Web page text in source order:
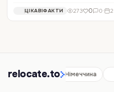
ЦІКАВІФАКТИ 273 0 0·
сайті Лувру . Лувр про
словами…
МУЗЕЙ 116 0 0· 6 міс.
видання Le Monde. Боротьба з
гендерної рівності: що…
ЦІКАВІФАКТИ 146 0 0· 6
relocate.to
Іспанія Німеччина